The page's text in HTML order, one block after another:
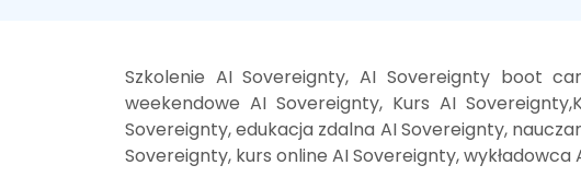
Szkolenie AI Sovereignty, AI Sovereignty boot
weekendowe AI Sovereignty, Kurs AI
Sovereignty, edukacja zdalna AI Sovereignty,
Sovereignty, kurs online AI Sovereignty, wykładowca